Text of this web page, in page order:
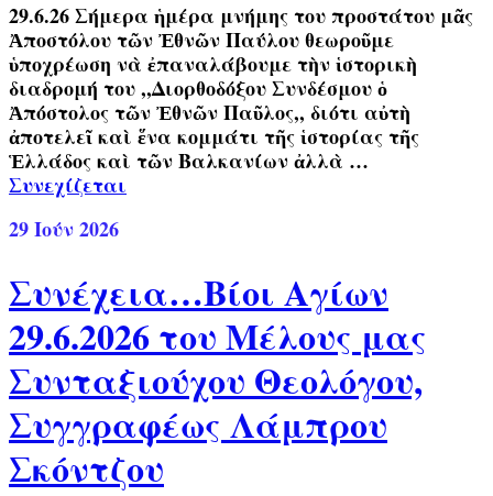
29.6.26 Σήμερα ἡμέρα μνήμης του προστάτου μᾶς
Ἀποστόλου τῶν Ἐθνῶν Παύλου θεωροῦμε
ὑποχρέωση νὰ ἐπαναλάβουμε τὴν ἱστορικὴ
διαδρομή του ,,Διορθοδόξου Συνδέσμου ὁ
Ἀπόστολος τῶν Ἐθνῶν Παῦλος,, διότι αὐτὴ
ἀποτελεῖ καὶ ἕνα κομμάτι τῆς ἱστορίας τῆς
Ἑλλάδος καὶ τῶν Βαλκανίων ἀλλὰ …
Συνεχίζεται
29Ιούν 2026
Συνέχεια…Βίοι Αγίων
29.6.2026 του Μέλους μας
Συνταξιούχου Θεολόγου,
Συγγραφέως Λάμπρου
Σκόντζου